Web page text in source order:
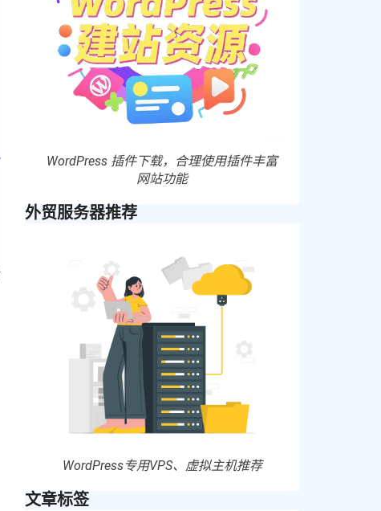
WordPress 插件下载，合理使用插件丰富
网站功能
外贸服务器推荐
WordPress专用VPS、虚拟主机推荐
文章标签